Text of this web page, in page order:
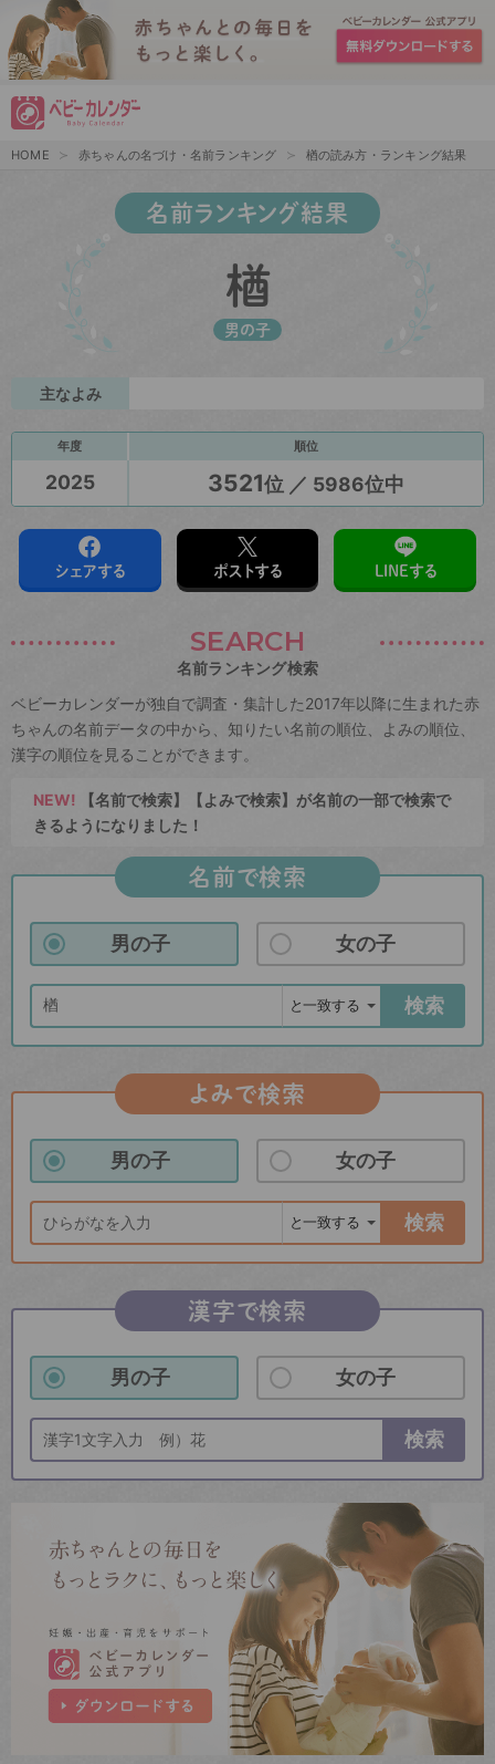
HOME 赤ちゃんの名づけ・名前ランキング 楢の読み方・ランキング結果
名前ランキング結果
楢
男の子
主なよみ
年度 順位
2025 3521位 ／ 5986位中
シェアする ポストする LINEする
SEARCH
名前ランキング検索
ベビーカレンダーが独自で調査・集計した2017年以降に生まれた赤
ちゃんの名前データの中から、知りたい名前の順位、よみの順位、
漢字の順位を見ることができます。
NEW! 【名前で検索】【よみで検索】が名前の一部で検索で
きるようになりました！
名前で検索
男の子 女の子
検索
よみで検索
男の子 女の子
検索
漢字で検索
男の子 女の子
検索